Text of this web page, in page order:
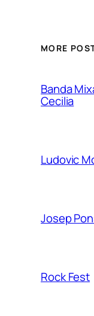
MORE
Banda
Cecilia
Ludovic
Josep
Rock Fest